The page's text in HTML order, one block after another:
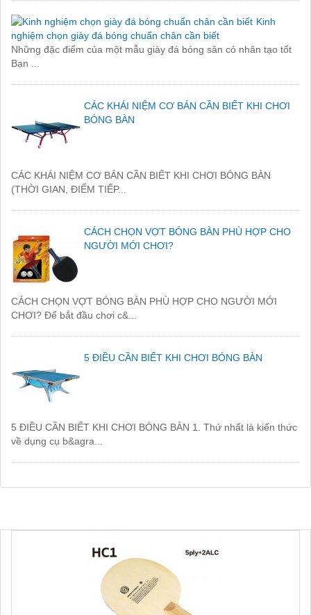
Kinh
nghiệm chọn giày đá bóng chuẩn chân cần biết
Những đặc điểm của một mẫu giày đá bóng sân cỏ nhân tạo tốt
Bạn ...
CÁC KHÁI NIỆM CƠ BẢN CẦN BIẾT KHI CHƠI
BÓNG BÀN
CÁC KHÁI NIỆM CƠ BẢN CẦN BIẾT KHI CHƠI BÓNG BÀN
(THỜI GIAN, ĐIỂM TIẾP...
CÁCH CHỌN VỢT BÓNG BÀN PHÙ HỢP CHO
NGƯỜI MỚI CHƠI?
CÁCH CHỌN VỢT BÓNG BÀN PHÙ HỢP CHO NGƯỜI MỚI
CHƠI? Để bắt đầu chơi c&...
5 ĐIỀU CẦN BIẾT KHI CHƠI BÓNG BÀN
5 ĐIỀU CẦN BIẾT KHI CHƠI BÓNG BÀN 1. Thứ nhất là kiến thức
về dụng cụ b&agra...